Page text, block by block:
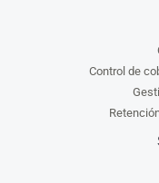
Control de